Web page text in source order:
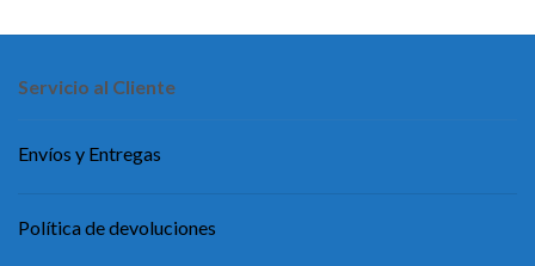
Servicio al Cliente
Envíos y Entregas
Política de devoluciones